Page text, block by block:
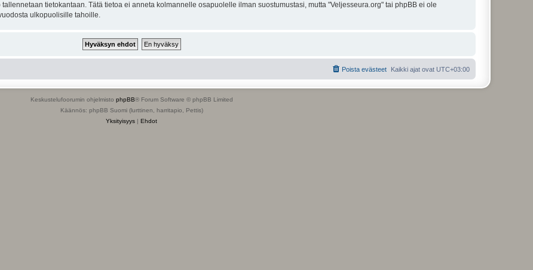
tietokantaan. Tätä tietoa ei anneta kolmannelle osapuolelle ilman suostumustasi, mutta "Veljesseura.org" tai phpBB ei ole
ulkopuolisille tahoille.
Kaikki ajat ovat UTC+03:00
Poista evästeet
Keskustelufoorumin ohjelmisto phpBB® Forum Software © phpBB Limited
Käännös: phpBB Suomi (lurttinen, harritapio, Pettis)
Yksityisyys | Ehdot